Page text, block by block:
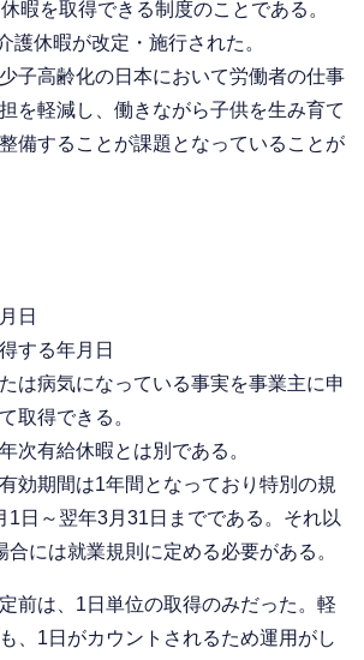
暇を取得できる制度のことである。
護休暇が改定・施行された。
子高齢化の日本において労働者の仕事
を軽減し、働きながら子供を生み育て
備することが課題となっていることが
日
する年月日
は病気になっている事実を事業主に申
取得できる。
次有給休暇とは別である。
効期間は1年間となっており特別の規
1日～翌年3月31日までである。それ以
には就業規則に定める必要がある。
前は、1日単位の取得のみだった。軽
、1日がカウントされるため運用がし